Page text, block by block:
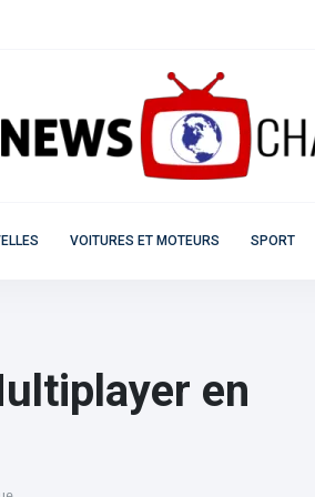
VOITURES ET MOTEURS SPORT
en